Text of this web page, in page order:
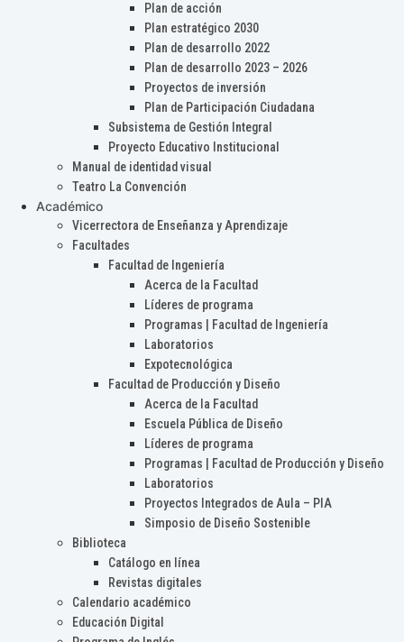
Plan de acción
Plan estratégico 2030
Plan de desarrollo 2022
Plan de desarrollo 2023 – 2026
Proyectos de inversión
Plan de Participación Ciudadana
Subsistema de Gestión Integral
Proyecto Educativo Institucional
Manual de identidad visual
Teatro La Convención
Académico
Vicerrectora de Enseñanza y Aprendizaje
Facultades
Facultad de Ingeniería
Acerca de la Facultad
Líderes de programa
Programas | Facultad de Ingeniería
Laboratorios
Expotecnológica
Facultad de Producción y Diseño
Acerca de la Facultad
Escuela Pública de Diseño
Líderes de programa
Programas | Facultad de Producción y Diseño
Laboratorios
Proyectos Integrados de Aula – PIA
Simposio de Diseño Sostenible
Biblioteca
Catálogo en línea
Revistas digitales
Calendario académico
Educación Digital